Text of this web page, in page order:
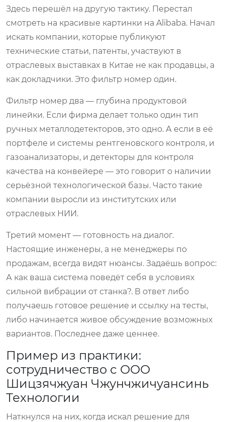
Здесь перешёл на другую тактику. Перестал
смотреть на красивые картинки на Alibaba. Начал
искать компании, которые публикуют
технические статьи, патенты, участвуют в
отраслевых выставках в Китае не как продавцы, а
как докладчики. Это фильтр номер один.
Фильтр номер два — глубина продуктовой
линейки. Если фирма делает только один тип
ручных металлодетекторов, это одно. А если в её
портфеле и системы рентгеновского контроля, и
газоанализаторы, и детекторы для контроля
качества на конвейере — это говорит о наличии
серьёзной технологической базы. Часто такие
компании выросли из институтских или
отраслевых НИИ.
Третий момент — готовность на диалог.
Настоящие инженеры, а не менеджеры по
продажам, всегда видят нюансы. Задаёшь вопрос:
А как ваша система поведёт себя в условиях
сильной вибрации от станка?. В ответ либо
получаешь готовое решение и ссылку на тесты,
либо начинается живое обсуждение возможных
вариантов. Последнее даже ценнее.
Пример из практики:
сотрудничество с ООО
Шицзячжуан Чжунчжичуансинь
Технологии
Наткнулся на них, когда искал решение для